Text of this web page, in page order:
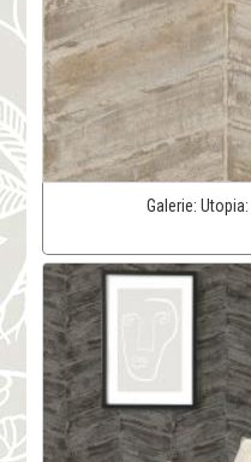
Galerie: Utopia: